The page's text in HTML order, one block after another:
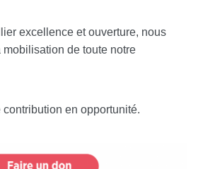
excellence et ouverture, nous
de toute notre
en opportunité.